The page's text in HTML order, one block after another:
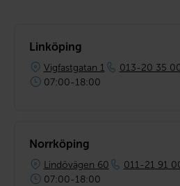
Linköping
Vigfastgatan 1
013-20 35
07:00-18:00
Norrköping
Lindövägen 60
011-21 91
07:00-18:00